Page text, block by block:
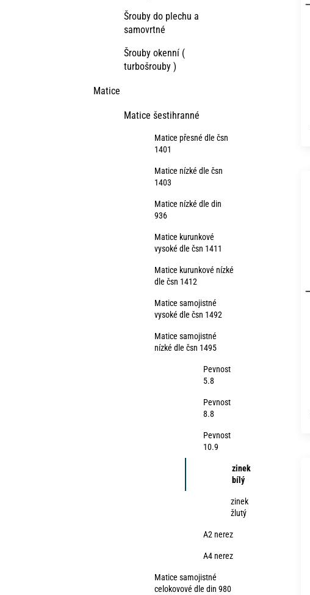
Šrouby do plechu a
samovrtné
Šrouby okenní (
turbošrouby )
Matice
Matice šestihranné
Matice přesné dle čsn
1401
Matice nízké dle čsn
1403
Matice nízké dle din
936
Matice kurunkové
vysoké dle čsn 1411
Matice kurunkové nízké
dle čsn 1412
Matice samojistné
vysoké dle čsn 1492
Matice samojistné
nízké dle čsn 1495
Pevnost
5.8
Pevnost
8.8
Pevnost
10.9
zinek
bílý
zinek
žlutý
A2 nerez
A4 nerez
Matice samojistné
celokovové dle din 980